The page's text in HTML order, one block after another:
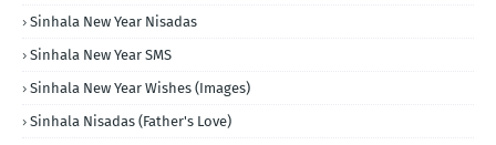
Sinhala New Year Nisadas
Sinhala New Year SMS
Sinhala New Year Wishes (Images)
Sinhala Nisadas (Father's Love)